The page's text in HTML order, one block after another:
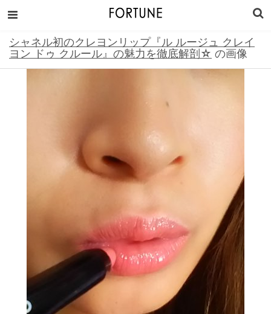
シャネル初のクレヨンリップ『ル ルージュ クレイ
ヨン ドゥ クルール』の魅力を徹底解剖☆ の画像